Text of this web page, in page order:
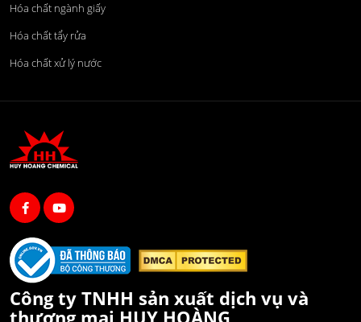
Hóa chất ngành giấy
Hóa chất tẩy rửa
Hóa chất xử lý nước
Công ty TNHH sản xuất dịch vụ và